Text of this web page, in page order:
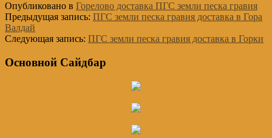
Опубликовано в Горелово доставка ПГС земли песка гравия
Предыдущая запись: ПГС земли песка гравия доставка в Гора
Валдай
Следующая запись: ПГС земли песка гравия доставка в Горки
Основной Сайдбар